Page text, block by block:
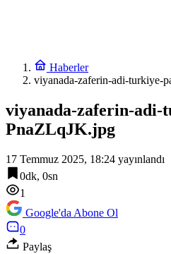
Haberler
viyanada-zaferin-adi-turkiye-
viyanada-zaferin-adi-
PnaZLqJK.jpg
17 Temmuz 2025, 18:24 yayınlandı
0dk, 0sn
1
Google'da Abone Ol
0
Paylaş